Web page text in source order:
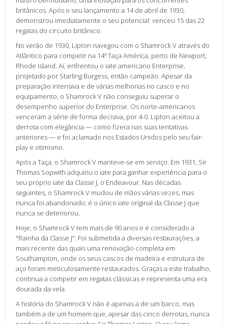
britânicos. Após o seu lançamento a 14 de abril de 1930,
demonstrou imediatamente o seu potencial: venceu 15 das 22
regatas do circuito britânico.
No verão de 1930, Lipton navegou com o Shamrock V através do
Atlântico para competir na 14ª Taça América, perto de Newport,
Rhode Island. Aí, enfrentou o iate americano Enterprise,
projetado por Starling Burgess, então campeão. Apesar da
preparação intensiva e de várias melhorias no casco e no
equipamento, o Shamrock V não conseguiu superar o
desempenho superior do Enterprise. Os norte-americanos
venceram a série de forma decisiva, por 4-0. Lipton aceitou a
derrota com elegância — como fizera nas suas tentativas
anteriores — e foi aclamado nos Estados Unidos pelo seu fair-
play e otimismo.
Após a Taça, o Shamrock V manteve-se em serviço. Em 1931, Sir
Thomas Sopwith adquiriu o iate para ganhar experiência para o
seu próprio iate da Classe J, o Endeavour. Nas décadas
seguintes, o Shamrock V mudou de mãos várias vezes, mas
nunca foi abandonado; é o único iate original da Classe J que
nunca se deteriorou.
Hoje, o Shamrock V tem mais de 90 anos e é considerado a
"Rainha da Classe J". Foi submetida a diversas restaurações, a
mais recente das quais uma renovação completa em
Southampton, onde os seus cascos de madeira e estrutura de
aço foram meticulosamente restaurados. Graças a este trabalho,
continua a competir em regatas clássicas e representa uma era
dourada da vela.
A história do Shamrock V não é apenas a de um barco, mas
também a de um homem que, apesar das cinco derrotas, nunca